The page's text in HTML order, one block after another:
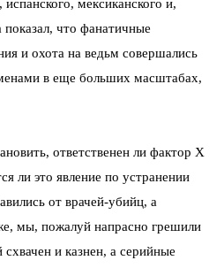
мексиканского и,
показал, что фанатичные
и охота на ведьм совершались
в еще больших масштабах,
ответственен ли фактор Х
ли это явление по устранении
от врачей-убийц, а
мы, пожалуй напрасно грешили
и казнен, а серийные